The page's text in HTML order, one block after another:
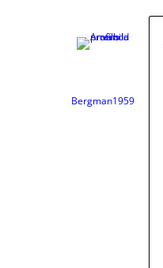
Bergman1959